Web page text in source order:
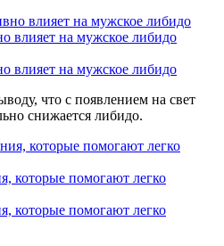
влияет на мужское либидо
влияет на мужское либидо
что с появлением на свет
снижается либидо.
которые помогают легко
которые помогают легко